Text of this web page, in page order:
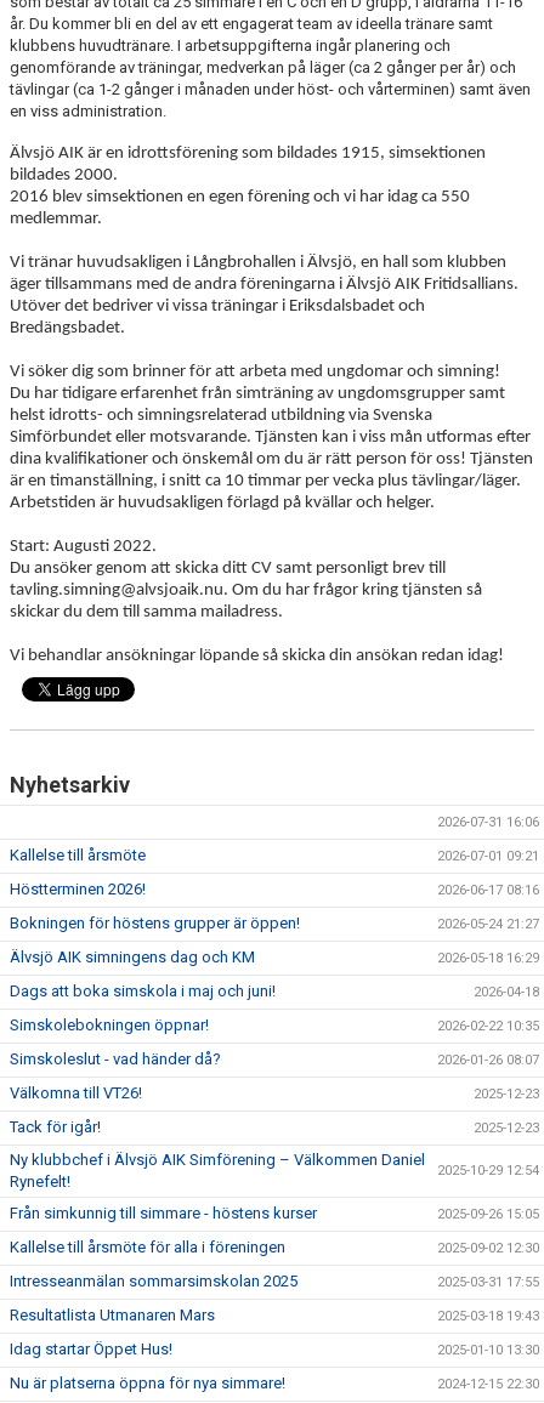
ANTIMOBBING
GDPR
ARKIV
JOBBA HOS OSS
VANLIGA FRÅGOR
år. Du kommer bli en del av ett engagerat team av ideella tränare samt
klubbens huvudtränare. I arbetsuppgifterna ingår planering och
genomförande av träningar, medverkan på läger (ca 2 gånger per år) och
tävlingar (ca 1-2 gånger i månaden under höst- och vårterminen) samt även
en viss administration.
Älvsjö AIK är en idrottsförening som bildades 1915, simsektionen
bildades 2000.
2016 blev simsektionen en egen förening och vi har idag ca 550
medlemmar.
Vi tränar huvudsakligen i Långbrohallen i Älvsjö, en hall som klubben
äger tillsammans med de andra föreningarna i Älvsjö AIK Fritidsallians.
Utöver det bedriver vi vissa träningar i Eriksdalsbadet och
Bredängsbadet.
Vi söker dig som brinner för att arbeta med ungdomar och simning!
Du har tidigare erfarenhet från simträning av ungdomsgrupper samt
helst idrotts- och simningsrelaterad utbildning via Svenska
Simförbundet eller motsvarande. Tjänsten kan i viss mån utformas efter
dina kvalifikationer och önskemål om du är rätt person för oss! Tjänsten
är en timanställning, i snitt ca 10 timmar per vecka plus tävlingar/läger.
Arbetstiden är huvudsakligen förlagd på kvällar och helger.
Start: Augusti 2022.
Du ansöker genom att skicka ditt CV samt personligt brev till
tavling.simning@alvsjoaik.nu. Om du har frågor kring tjänsten så
skickar du dem till samma mailadress.
Vi behandlar ansökningar löpande så skicka din ansökan redan idag!
Nyhetsarkiv
2026-07-31 16:06
Kallelse till årsmöte 2026-07-01 09:21
Höstterminen 2026! 2026-06-17 08:16
Bokningen för höstens grupper är öppen! 2026-05-24 21:27
Älvsjö AIK simningens dag och KM 2026-05-18 16:29
Dags att boka simskola i maj och juni! 2026-04-18
Simskolebokningen öppnar! 2026-02-22 10:35
Simskoleslut - vad händer då? 2026-01-26 08:07
Välkomna till VT26! 2025-12-23
Tack för igår! 2025-12-23
Ny klubbchef i Älvsjö AIK Simförening – Välkommen Daniel
Rynefelt!
2025-10-29 12:54
Från simkunnig till simmare - höstens kurser 2025-09-26 15:05
Kallelse till årsmöte för alla i föreningen 2025-09-02 12:30
Intresseanmälan sommarsimskolan 2025 2025-03-31 17:55
Resultatlista Utmanaren Mars 2025-03-18 19:43
Idag startar Öppet Hus! 2025-01-10 13:30
Nu är platserna öppna för nya simmare! 2024-12-15 22:30